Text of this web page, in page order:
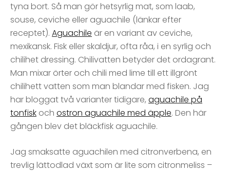
tyna bort. Så man gör hetsyrlig mat, som laab,
souse, ceviche eller aguachile (länkar efter
receptet). Aguachile är en variant av ceviche,
mexikansk. Fisk eller skaldjur, ofta råa, i en syrlig och
chilihet dressing. Chilivatten betyder det ordagrant.
Man mixar örter och chili med lime till ett illgrönt
chilihett vatten som man blandar med fisken. Jag
har bloggat två varianter tidigare, aguachile på
tonfisk och ostron aguachile med äpple. Den här
gången blev det bläckfisk aguachile.
Jag smaksatte aguachilen med citronverbena, en
trevlig lättodlad växt som är lite som citronmeliss –